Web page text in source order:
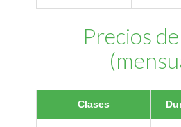
Precios
Clases